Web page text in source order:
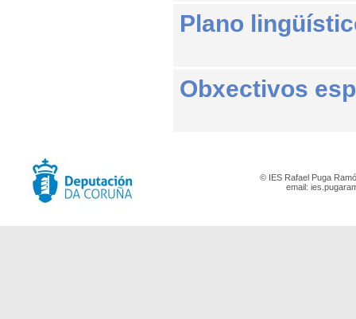
Plano
Obxectivos
© IES Rafael Puga
email: